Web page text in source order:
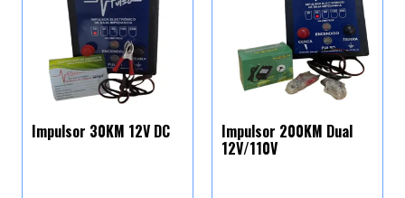
Impulsor 30KM 12V DC Impulsor 200KM Dual
12V/110V